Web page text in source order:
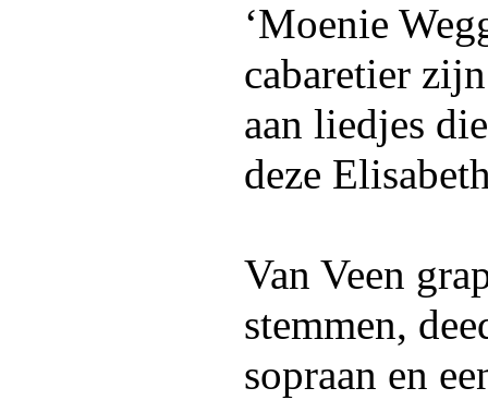
‘Moenie
cabaretier
aan liedjes
deze
Van Veen
stemmen,
sopraan en